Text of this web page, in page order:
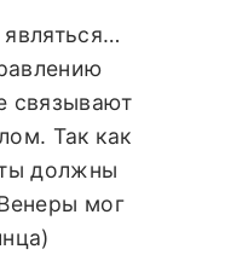
связывают
Так как
должны
мог